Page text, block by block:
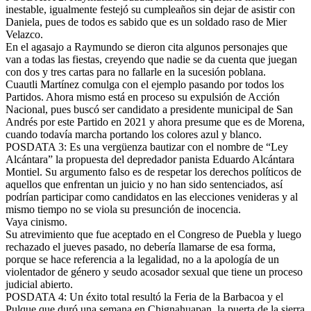
inestable, igualmente festejó su cumpleaños sin dejar de asistir con
Daniela, pues de todos es sabido que es un soldado raso de Mier
Velazco.
En el agasajo a Raymundo se dieron cita algunos personajes que
van a todas las fiestas, creyendo que nadie se da cuenta que juegan
con dos y tres cartas para no fallarle en la sucesión poblana.
Cuautli Martínez comulga con el ejemplo pasando por todos los
Partidos. Ahora mismo está en proceso su expulsión de Acción
Nacional, pues buscó ser candidato a presidente municipal de San
Andrés por este Partido en 2021 y ahora presume que es de Morena,
cuando todavía marcha portando los colores azul y blanco.
POSDATA 3: Es una vergüenza bautizar con el nombre de “Ley
Alcántara” la propuesta del depredador panista Eduardo Alcántara
Montiel. Su argumento falso es de respetar los derechos políticos de
aquellos que enfrentan un juicio y no han sido sentenciados, así
podrían participar como candidatos en las elecciones venideras y al
mismo tiempo no se viola su presunción de inocencia.
Vaya cinismo.
Su atrevimiento que fue aceptado en el Congreso de Puebla y luego
rechazado el jueves pasado, no debería llamarse de esa forma,
porque se hace referencia a la legalidad, no a la apología de un
violentador de género y seudo acosador sexual que tiene un proceso
judicial abierto.
POSDATA 4: Un éxito total resultó la Feria de la Barbacoa y el